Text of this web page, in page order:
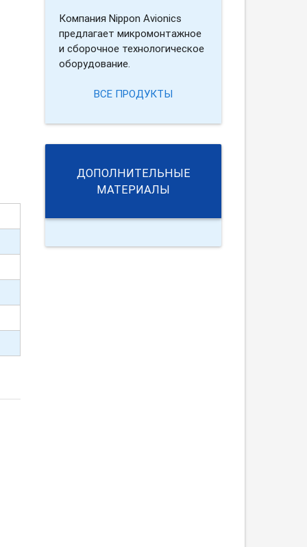
Компания Nippon Avionics
предлагает микромонтажное
и сборочное технологическое
оборудование.
ВСЕ ПРОДУКТЫ
ДОПОЛНИТЕЛЬНЫЕ
МАТЕРИАЛЫ